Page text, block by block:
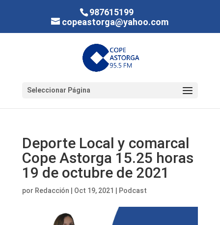
987615199
copeastorga@yahoo.com
Seleccionar Página
Deporte Local y comarcal
Cope Astorga 15.25 horas
19 de octubre de 2021
por Redacción Oct 19, 2021 Podcast